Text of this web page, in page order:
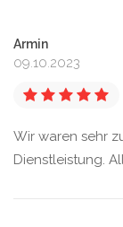
Armin
09.10.2023
Wir waren sehr
Dienstleistung.